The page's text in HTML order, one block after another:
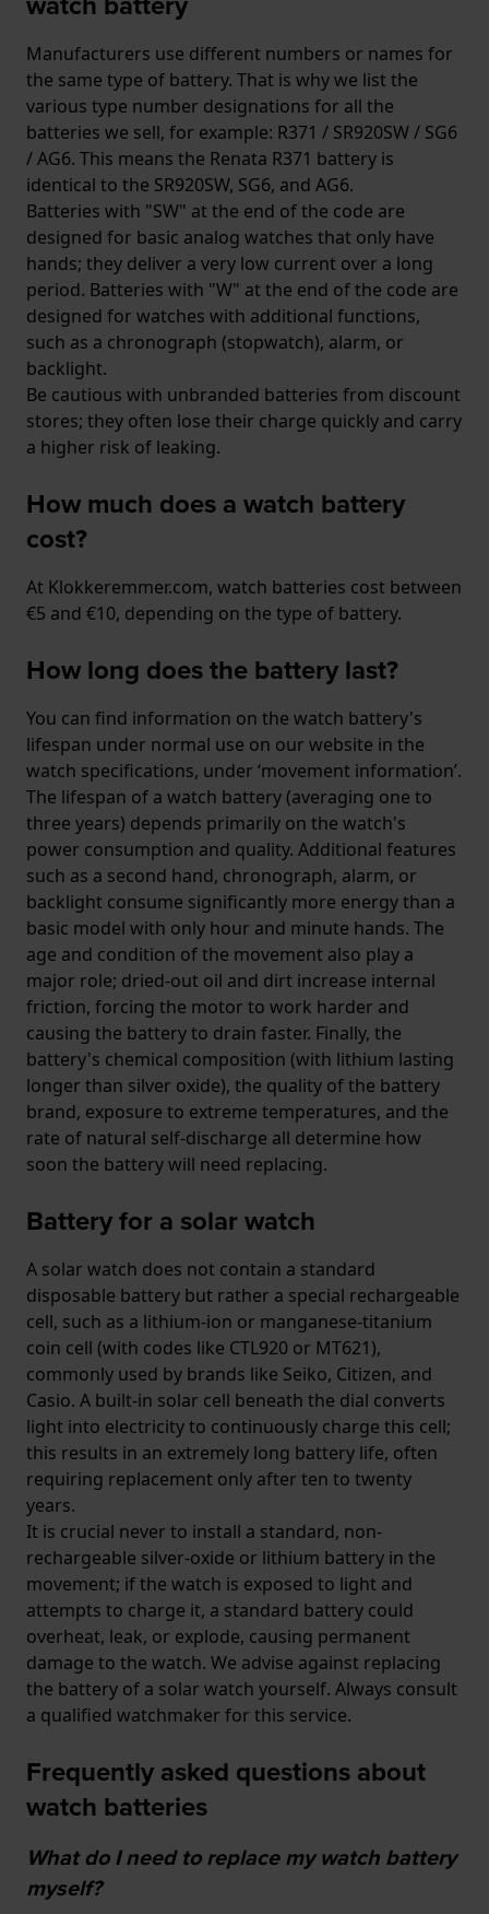
Manufacturers use different numbers or names for
the same type of battery. That is why we list the
various type number designations for all the
batteries we sell, for example: R371 / SR920SW / SG6
/ AG6. This means the Renata R371 battery is
identical to the SR920SW, SG6, and AG6.
Batteries with "SW" at the end of the code are
designed for basic analog watches that only have
hands; they deliver a very low current over a long
period. Batteries with "W" at the end of the code are
designed for watches with additional functions,
such as a chronograph (stopwatch), alarm, or
backlight.
Be cautious with unbranded batteries from discount
stores; they often lose their charge quickly and carry
a higher risk of leaking.
How much does a watch battery
cost?
At Klokkeremmer.com, watch batteries cost between
€5 and €10, depending on the type of battery.
How long does the battery last?
You can find information on the watch battery's
lifespan under normal use on our website in the
watch specifications, under ‘movement information’.
The lifespan of a watch battery (averaging one to
three years) depends primarily on the watch's
power consumption and quality. Additional features
such as a second hand, chronograph, alarm, or
backlight consume significantly more energy than a
basic model with only hour and minute hands. The
age and condition of the movement also play a
major role; dried-out oil and dirt increase internal
friction, forcing the motor to work harder and
causing the battery to drain faster. Finally, the
battery's chemical composition (with lithium lasting
longer than silver oxide), the quality of the battery
brand, exposure to extreme temperatures, and the
rate of natural self-discharge all determine how
soon the battery will need replacing.
Battery for a solar watch
A solar watch does not contain a standard
disposable battery but rather a special rechargeable
cell, such as a lithium-ion or manganese-titanium
coin cell (with codes like CTL920 or MT621),
commonly used by brands like Seiko, Citizen, and
Casio. A built-in solar cell beneath the dial converts
light into electricity to continuously charge this cell;
this results in an extremely long battery life, often
requiring replacement only after ten to twenty
years.
It is crucial never to install a standard, non-
rechargeable silver-oxide or lithium battery in the
movement; if the watch is exposed to light and
attempts to charge it, a standard battery could
overheat, leak, or explode, causing permanent
damage to the watch. We advise against replacing
the battery of a solar watch yourself. Always consult
a qualified watchmaker for this service.
Frequently asked questions about
watch batteries
What do I need to replace my watch battery
myself?